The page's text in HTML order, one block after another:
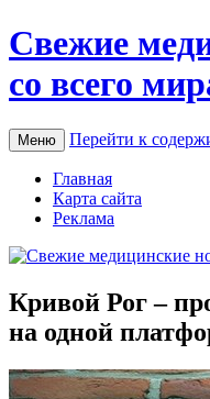
Свежие
со всего
Меню Перейти к
Главная
Карта сайта
Реклама
Кривой Рог –
на одной